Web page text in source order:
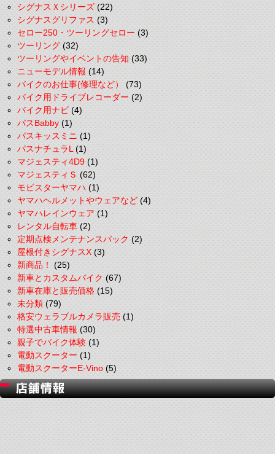
シグナスＸシリーズ(22)
シグナスグリファス(3)
セロー250・ツーリングセロー(3)
ツーリング(32)
ツーリングやイベントの告知(33)
ニューモデル情報(14)
バイクのお仕事(修理など）(73)
バイク用ドライブレコーダー(2)
バイク用ナビ(4)
パスBabby(1)
パスキッスミニ(1)
パスナチュラL(1)
マジェスティ4D9(1)
マジェスティＳ(62)
モビスターヤマハ(1)
ヤマハヘルメットやウェアなど(4)
ヤマハレインウェア(1)
レンタル自転車(2)
定期点検メンテナンスパック(2)
屋根付きシグナスX(3)
新商品！(25)
新車とカスタムバイク(67)
新車在庫と販売価格(15)
未分類(79)
格安ウェラブルカメラ販売(1)
特選中古車情報(30)
親子でバイク体験(1)
電動スクーター(1)
電動スクーターE-Vino(5)